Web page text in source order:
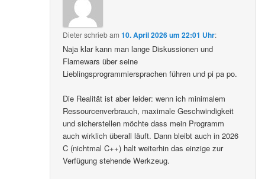
Dieterschriebam10. April 2026 um 22:01 Uhr:
Naja klar kann man lange Diskussionen und
Flamewars über seine
Lieblingsprogrammiersprachen führen und pi pa po.
Die Realität ist aber leider: wenn ich minimalem
Ressourcenverbrauch, maximale Geschwindigkeit
und sicherstellen möchte dass mein Programm
auch wirklich überall läuft. Dann bleibt auch in 2026
C (nichtmal C++) halt weiterhin das einzige zur
Verfügung stehende Werkzeug.